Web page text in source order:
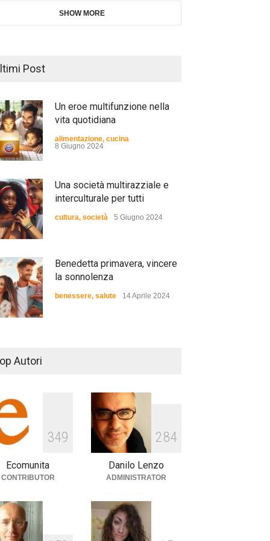
SHOW MORE
Post
Un eroe multifunzione nella
vita quotidiana
alimentazione, cucina
8 Giugno 2024
Una società multirazziale e
interculturale per tutti
cultura, società 5 Giugno 2024
Benedetta primavera, vincere
la sonnolenza
benessere, salute 14 Aprile 2024
E tu hai paura del buio?
cultura società 1 Aprile 2024
Autori
349
Ecomunita
CONTRIBUTOR
284
Danilo Lenzo
ADMINISTRATOR